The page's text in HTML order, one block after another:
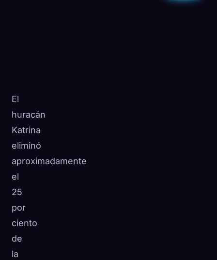
El
huracán
Katrina
eliminó
aproximadamente
el
25
por
ciento
de
la